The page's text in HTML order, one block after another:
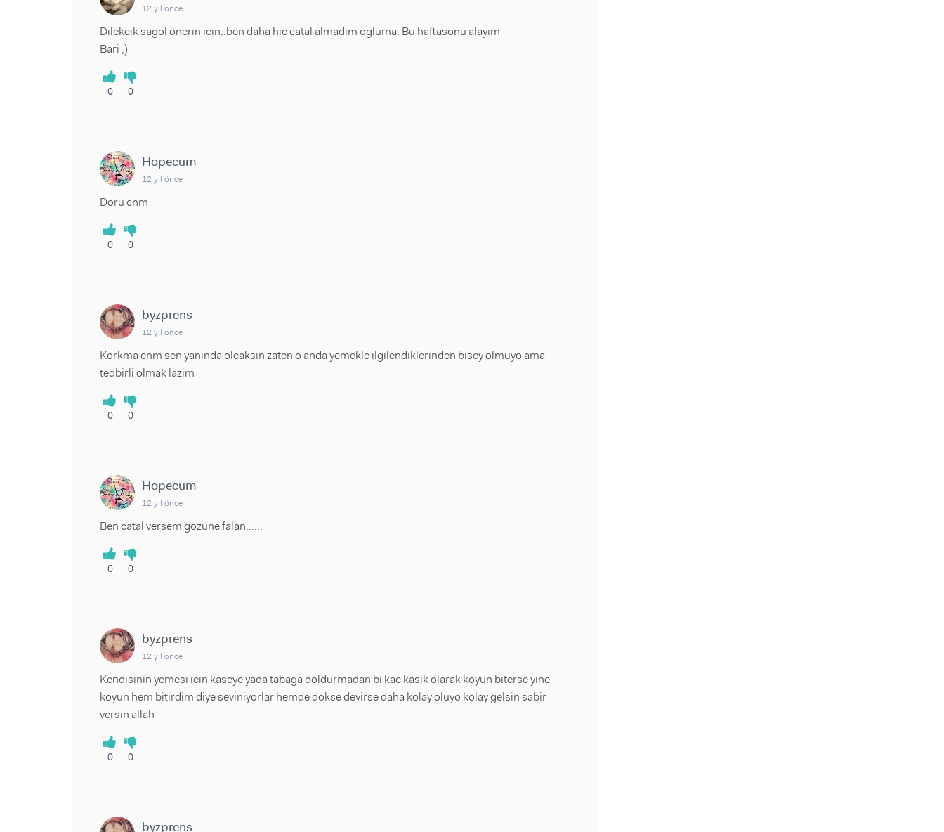
12 yıl önce
Dilekcik sagol onerin icin..ben daha hic catal almadim ogluma. Bu haftasonu alayim
Bari ;)
0 0
Hopecum
12 yıl önce
Doru cnm
0 0
byzprens
12 yıl önce
Korkma cnm sen yaninda olcaksin zaten o anda yemekle ilgilendiklerinden bisey olmuyo ama
tedbirli olmak lazim
0 0
Hopecum
12 yıl önce
Ben catal versem gozune falan......
0 0
byzprens
12 yıl önce
Kendisinin yemesi icin kaseye yada tabaga doldurmadan bi kac kasik olarak koyun biterse yine
koyun hem bitirdim diye seviniyorlar hemde dokse devirse daha kolay oluyo kolay gelsin sabir
versin allah
0 0
byzprens